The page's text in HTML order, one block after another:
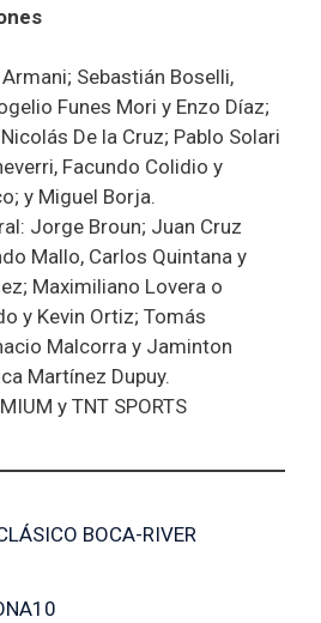
Sebastián Boselli,
Funes Mori y Enzo Díaz;
De la Cruz; Pablo Solari
Facundo Colidio y
y Miguel Borja.
Jorge Broun; Juan Cruz
Mallo, Carlos Quintana y
Maximiliano Lovera o
y Kevin Ortiz; Tomás
Malcorra y Jaminton
Martínez Dupuy.
y TNT SPORTS
BOCA-RIVER